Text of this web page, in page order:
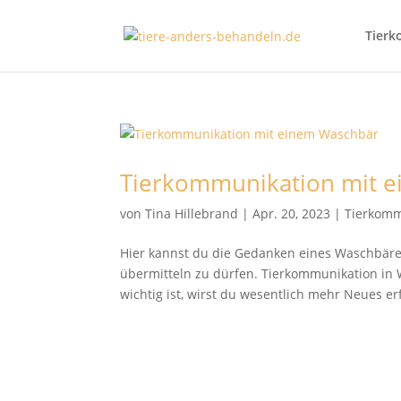
Tierkommunikation mit
vonTina Hillebrand |Apr. 20, 2023 |
Hier kannst du die Gedanken eines
übermitteln zu dürfen. Tierkommunikation in
wichtig ist, wirst du wesentlich mehr Neues